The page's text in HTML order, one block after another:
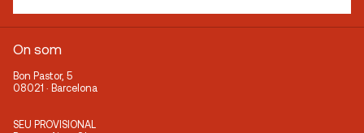
On som
Bon Pastor, 5
08021 · Barcelona
SEU PROVISIONAL